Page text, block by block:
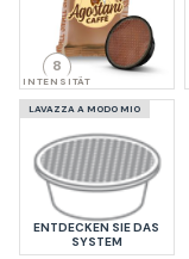
8
INTENSITÄT
LAVAZZA A MODO MIO
ENTDECKEN SIE DAS
SYSTEM